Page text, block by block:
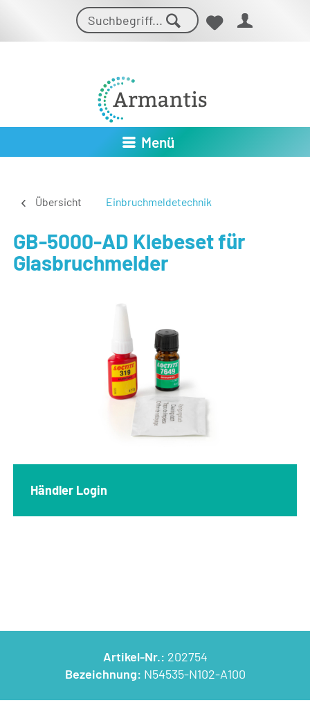
Menü
Übersicht Einbruchmeldetechnik
GB-5000-AD Klebeset für
Glasbruchmelder
Händler Login
Artikel-Nr.: 202754
Bezeichnung: N54535-N102-A100